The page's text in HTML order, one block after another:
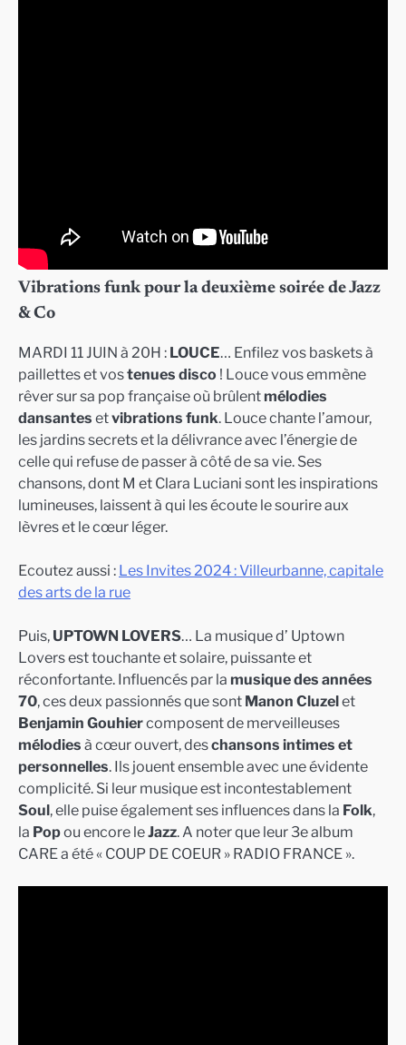
Vibrations funk pour la deuxième soirée de Jazz
& Co
MARDI 11 JUIN à 20H : LOUCE… Enfilez vos baskets à
paillettes et vostenues disco ! Louce vous emmène
rêver sur sa pop française où brûlent mélodies
dansantes etvibrations funk. Louce chante l’amour,
les jardins secrets et la délivrance avec l’énergie de
celle qui refuse de passer à côté de sa vie. Ses
chansons, dont M et Clara Luciani sont les inspirations
lumineuses, laissent à qui les écoute le sourire aux
lèvres et le cœur léger.
Ecoutez aussi : Les Invites 2024 : Villeurbanne, capitale
des arts de la rue
Puis, UPTOWN LOVERS… La musique d’ Uptown
Lovers est touchante et solaire, puissante et
réconfortante. Influencés par la musique des années
70, ces deux passionnés que sont Manon Cluzelet
Benjamin Gouhiercomposent de merveilleuses
mélodies à cœur ouvert, deschansons intimes et
personnelles. Ils jouent ensemble avec une évidente
complicité. Si leur musique est incontestablement
Soul, elle puise également ses influences dans la Folk,
la Popou encore leJazz. A noter que leur 3e album
CARE a été « COUP DE COEUR » RADIO FRANCE ».